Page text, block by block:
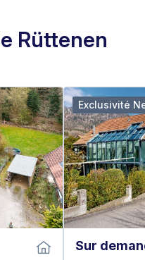
Rüttenen
Sur
Exclusivité